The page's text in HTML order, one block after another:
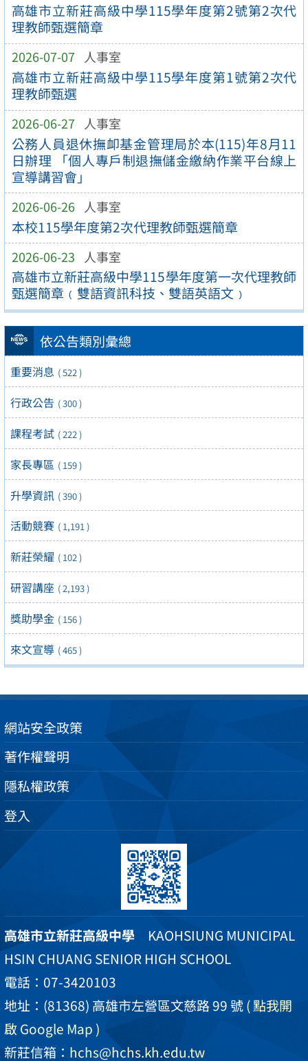
高雄市立新莊高級中學115學年度第2號第2次代
理教師甄選簡章
2026-07-07 人事室
高雄市立新莊高級中學115學年度第1號第2次代
理教師甄選
2026-06-27 人事室
公務人員退休撫卹基金管理局於本(115)年8月11
日辦理 「個人專戶制退撫儲金繳納作業平台線上
宣導講習會」
2026-06-26 人事室
本校115學年度第2次代理教師甄選簡章
2026-06-23 人事室
高雄市立新莊高級中學115學年度第一次代理教師
甄選簡章﹙雙語資訊科技、雙語英語文﹚
依公告類別彙總
重要消息 ( 522 )
行政公告 ( 300 )
課程考試 ( 222 )
家長專區 ( 159 )
升學資訊 ( 390 )
活動競賽 ( 1,191 )
新莊榮耀 ( 102 )
研習講座 ( 2,193 )
獎助學金 ( 156 )
來文宣導 ( 465 )
網站安全政策
著作權聲明
隱私權政策
登入
高雄市立新莊高級中學 KAOHSIUNG MUNICIPAL
HSIN CHUANG SENIOR HIGH SCHOOL
電話：07-3420103
地址：(81368) 高雄市左營區文慈路 99 號( 點我開
啟 Google Map )
新莊信箱： hchs@hchs.kh.edu.tw